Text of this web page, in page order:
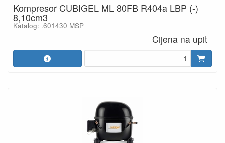
Kompresor CUBIGEL ML 80FB R404a LBP (-)
8,10cm3
Katalog: .601430 MSP
Cijena na upit